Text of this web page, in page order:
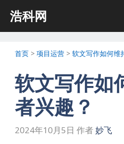
浩科网
首页 > 项目运营 > 软文写作如何维
软文写作如
者兴趣？
2024年10月5日 作者妙飞